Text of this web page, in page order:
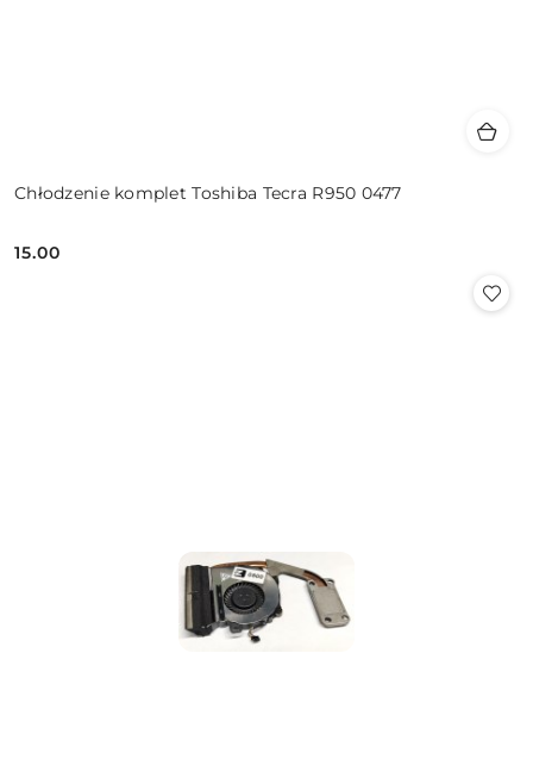
Chłodzenie komplet Toshiba Tecra R950 0477
Cena:
15.00